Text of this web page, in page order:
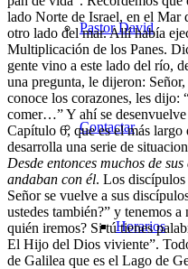
Pastor David
Contactar
Horarios
lado Norte de Israel, en el Mar
otro lado del mar. Allí había
Multiplicación de los Panes.
gente vino a este lado del río,
una pregunta, le dijeron:
conoce los corazones, les dijo:
comer…” Y ahí se
Capítulo 6, que es el más
desarrolla una serie de
Desde entonces muchos de
andaban con él. Los discípulos
Señor se vuelve a sus
ustedes también?” y tenemos
quién iremos? Si tú tienes
El Hijo del Dios viviente”.
de Galilea que es el Lago de